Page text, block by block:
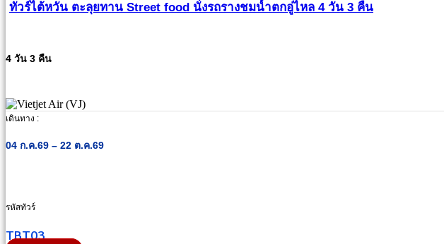
ทัวร์ไต้หวัน ตะลุยทาน Street food นั่งรถรางชมน้ำตกอู่ไหล 4 วัน 3 คืน
4 วัน 3 คืน
เดินทาง :
04 ก.ค.69 – 22 ต.ค.69
รหัสทัวร์
TBT03